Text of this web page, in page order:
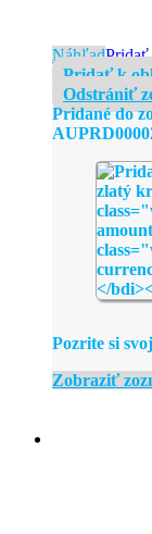
NáhľadPridať
Pridať k
Odstrániť
Pridané do
Pozrite si
Zobraziť